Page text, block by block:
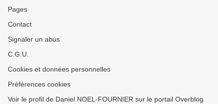
Pages
Contact
Signaler un abus
C.G.U.
Cookies et données personnelles
Préférences cookies
Voir le profil de Daniel NOEL-FOURNIER sur le portail Overblog